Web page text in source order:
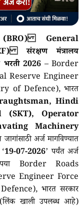
General
संरक्षण मंत्रालय
2026 – Border
Reserve Engineer
of Defence), भारत
Hindi
(SKT), Operator
Machinery
जागांसाठी अर्ज मागविण्यात
19-07-2026’ पर्यंत अर्ज
Border Roads
Engineer Force
भारत सरकार
(लिंक खाली उपलब्ध आहे)